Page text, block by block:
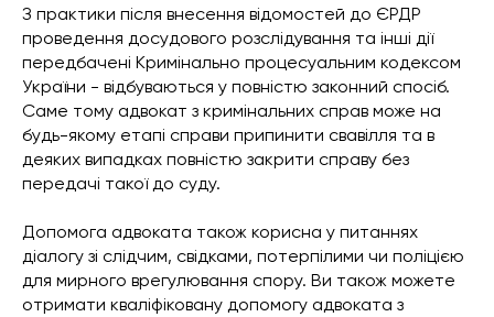
З практики після внесення відомостей до ЄРДР
проведення досудового розслідування та інші дії
передбачені Кримінально процесуальним кодексом
України - відбуваються у повністю законний спосіб.
Саме тому адвокат з кримінальних справ може на
будь-якому етапі справи припинити свавілля та в
деяких випадках повністю закрити справу без
передачі такої до суду.
Допомога адвоката також корисна у питаннях
діалогу зі слідчим, свідками, потерпілими чи поліцією
для мирного врегулювання спору. Ви також можете
отримати кваліфіковану допомогу адвоката з